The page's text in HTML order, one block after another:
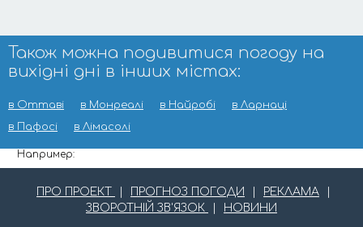
Також можна подивитися погоду на
вихідні дні в інших містах:
в Оттаві в Монреалі в Найробі
в Ларнаці
в Пафосі
в Лімасолі
Например:
ПРО ПРОЕКТ ПРОГНОЗ ПОГОДИ РЕКЛАМА
ЗВОРОТНІЙ ЗВ'ЯЗОК
НОВИНИ